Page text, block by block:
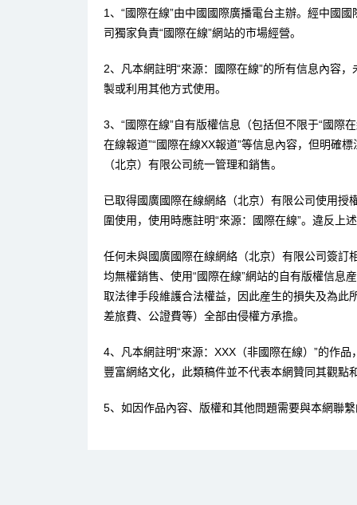
1、“國際在線”由中國國際廣播電台主辦。經中國
司獨家負責“國際在線”網站的市場經營。
2、凡本網註明“來源：國際在線”的所有信息內容
製或利用其他方式使用。
3、“國際在線”自有版權信息（包括但不限于“國際
在線報道”“國際在線XX報道”等信息內容，但明確
（北京）有限公司統一管理和銷售。
已取得國廣國際在線網絡（北京）有限公司使用
圍使用，使用時應註明“來源：國際在線”。違反上
任何未與國廣國際在線網絡（北京）有限公司簽訂
均無權銷售、使用“國際在線”網站的自有版權信息
取法律手段維護合法權益，因此産生的損失及為此
差旅費、公證費等）全部由侵權方承擔。
4、凡本網註明“來源：XXX（非國際在線）”的作
豐富網絡文化，此類稿件並不代表本網贊同其觀點
5、如因作品內容、版權和其他問題需要與本網聯